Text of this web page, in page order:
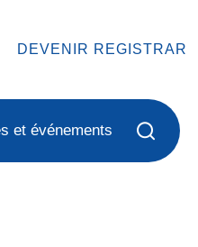
DEVENIR REGISTRAR
et événements